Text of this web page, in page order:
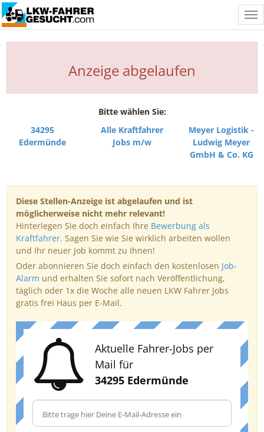
Anzeige abgelaufen
Bitte wählen Sie:
34295
Edermünde
Alle Kraftfahrer
Jobs m/w
Meyer Logistik -
Ludwig Meyer
GmbH & Co. KG
Diese Stellen-Anzeige ist abgelaufen und ist
möglicherweise nicht mehr relevant!
Hinterlegen Sie doch einfach Ihre Bewerbung als
Kraftfahrer. Sagen Sie wie Sie wirklich arbeiten wollen
und Ihr neuer Job kommt zu Ihnen!
Oder abonnieren Sie doch einfach den kostenlosen Job-
Alarm und erhalten Sie sofort nach Veröffentlichung,
täglich oder 1x die Woche alle neuen LKW Fahrer Jobs
gratis frei Haus per E-Mail.
Aktuelle Fahrer-Jobs per
Mail für
34295 Edermünde